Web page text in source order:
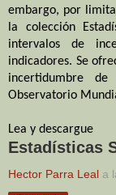
embargo, por
la colección
intervalos de
indicadores. Se
incertidumbre
Observatorio
Lea y descargue
Estadísticas
Hector Parra Leal a